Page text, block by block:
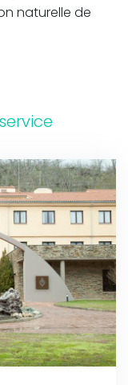
naturelle de